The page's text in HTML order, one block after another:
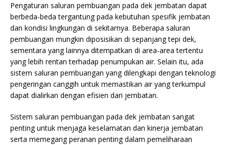
Pengaturan saluran pembuangan pada dek jembatan dapat
berbeda-beda tergantung pada kebutuhan spesifik jembatan
dan kondisi lingkungan di sekitarnya. Beberapa saluran
pembuangan mungkin diposisikan di sepanjang tepi dek,
sementara yang lainnya ditempatkan di area-area tertentu
yang lebih rentan terhadap penumpukan air. Selain itu, ada
sistem saluran pembuangan yang dilengkapi dengan teknologi
pengeringan canggih untuk memastikan air yang terkumpul
dapat dialirkan dengan efisien dari jembatan.
Sistem saluran pembuangan pada dek jembatan sangat
penting untuk menjaga keselamatan dan kinerja jembatan
serta memegang peranan penting dalam pemeliharaan